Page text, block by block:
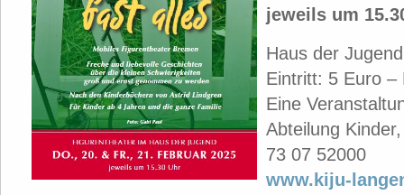
jeweils um
Haus der
Eintritt: 5 Euro –
Eine
Abteilung
73 07 52000
www.kiju-